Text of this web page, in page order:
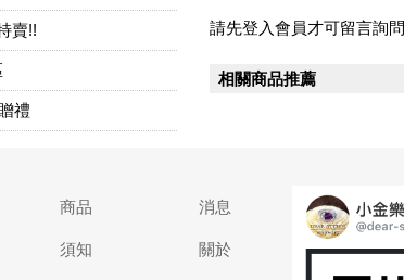
賣!!
禮
請先登入會員才可留言詢問
相關商品推薦
商品 消息
須知 關於